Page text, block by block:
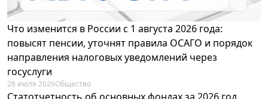
Что изменится в России с 1 августа 2026 года:
повысят пенсии, уточнят правила ОСАГО и порядок
направления налоговых уведомлений через
госуслуги
28 июля 2026Общество